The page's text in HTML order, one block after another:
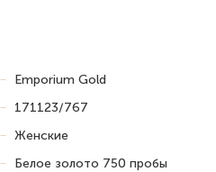
Emporium Gold
171123/767
Женские
Белое золото 750 пробы